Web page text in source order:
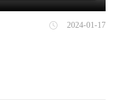
 2024-01-17